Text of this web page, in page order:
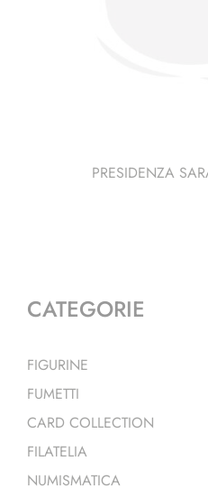
PRESIDENZA
CATEGORIE
FIGURINE
FUMETTI
CARD COLLECTION
FILATELIA
NUMISMATICA